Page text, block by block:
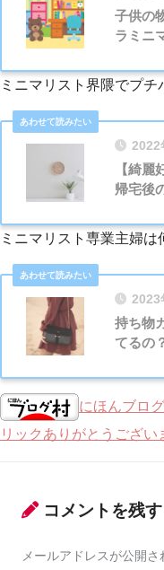
子供の
ラミニ
ミニマリスト界隈でプ
2022
【綺
帰宅後
ミニマリスト専業主婦
2023
持ち物
てるの
にほんブロ
リックありがとうござい
コメントを残す
メールアドレスが公開さ